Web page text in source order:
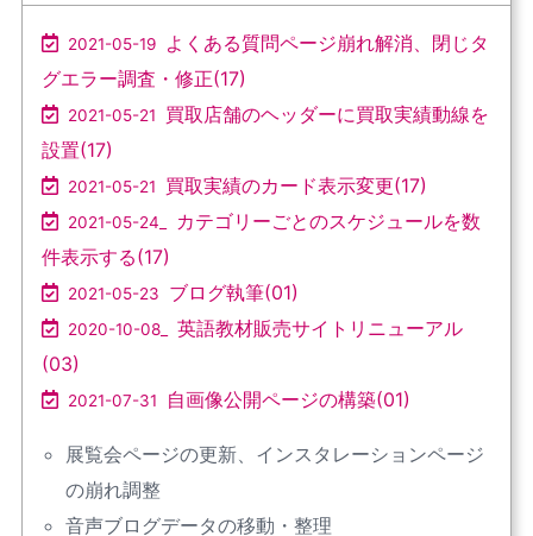
2021-05-19
よくある質問ページ崩れ解消、閉じタ
グエラー調査・修正(17)
2021-05-21
買取店舗のヘッダーに買取実績動線を
設置(17)
2021-05-21 買取実績のカード表示変更(17)
2021-05-24_
カテゴリーごとのスケジュールを数
件表示する(17)
2021-05-23 ブログ執筆(01)
2020-10-08_
英語教材販売サイトリニューアル
(03)
2021-07-31 自画像公開ページの構築(01)
展覧会ページの更新、インスタレーションページ
の崩れ調整
音声ブログデータの移動・整理